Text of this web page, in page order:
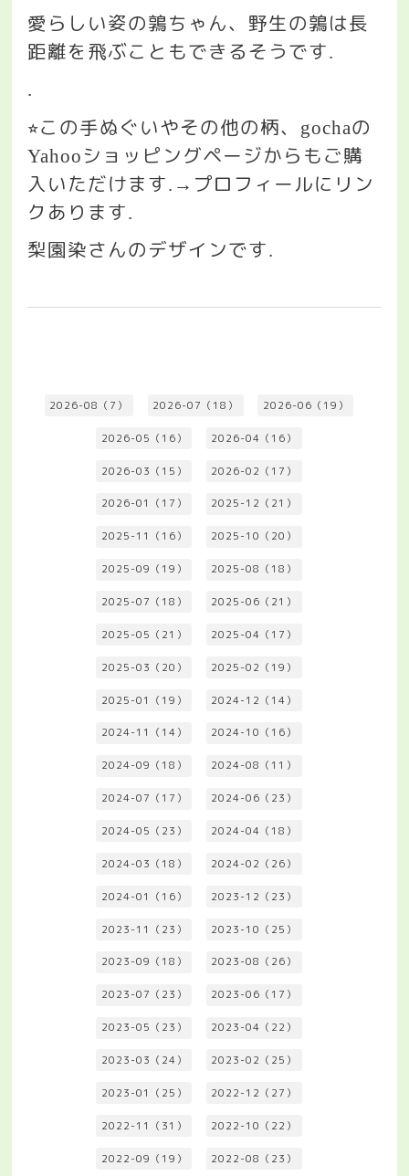
愛らしい姿の鶉ちゃん、野生の鶉は長
距離を飛ぶこともできるそうです.
.
⭐︎この手ぬぐいやその他の柄、 gochaの
Yahoo ショッピングページからもご購
入いただけます.→ プロフィールにリン
クあります.
梨園染さんのデザインです.
2026-08（7） 2026-07（18） 2026-06（19）
2026-05（16） 2026-04（16）
2026-03（15） 2026-02（17）
2026-01（17） 2025-12（21）
2025-11（16） 2025-10（20）
2025-09（19） 2025-08（18）
2025-07（18） 2025-06（21）
2025-05（21） 2025-04（17）
2025-03（20） 2025-02（19）
2025-01（19） 2024-12（14）
2024-11（14） 2024-10（16）
2024-09（18） 2024-08（11）
2024-07（17） 2024-06（23）
2024-05（23） 2024-04（18）
2024-03（18） 2024-02（26）
2024-01（16） 2023-12（23）
2023-11（23） 2023-10（25）
2023-09（18） 2023-08（26）
2023-07（23） 2023-06（17）
2023-05（23） 2023-04（22）
2023-03（24） 2023-02（25）
2023-01（25） 2022-12（27）
2022-11（31） 2022-10（22）
2022-09（19） 2022-08（23）